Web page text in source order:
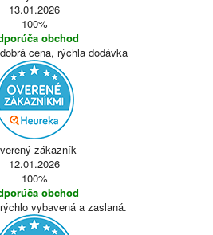
13.01.2026
100%
obchod
cena, rýchla dodávka
zákazník
12.01.2026
100%
obchod
vybavená a zaslaná.